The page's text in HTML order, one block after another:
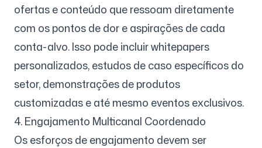
ofertas e conteúdo que ressoam diretamente
com os pontos de dor e aspirações de cada
conta-alvo. Isso pode incluir whitepapers
personalizados, estudos de caso específicos do
setor, demonstrações de produtos
customizadas e até mesmo eventos exclusivos.
4. Engajamento Multicanal Coordenado
Os esforços de engajamento devem ser